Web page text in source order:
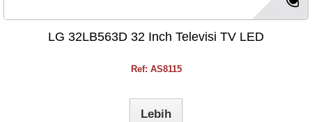
LG 32LB563D 32 Inch Televisi TV LED
Ref: AS8115
Lebih